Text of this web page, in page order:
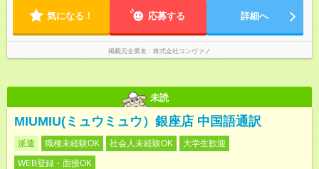
気になる！ 応募する 詳細へ
掲載元企業名 株式会社コンヴァノ
未読
MIUMIU(ミュウミュウ）銀座店 中国語通訳
派遣 職種未経験OK 社会人未経験OK
大学生歓迎
WEB登録・面接OK